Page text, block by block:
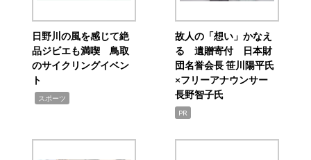
日野川の風を感じて絶
品ジビエも満喫 鳥取
のサイクリングイベン
ト
スポーツ
故人の「想い」かなえ
る 遺贈寄付 日本財
団名誉会長 笹川陽平氏
×フリーアナウンサー
長野智子氏
PR